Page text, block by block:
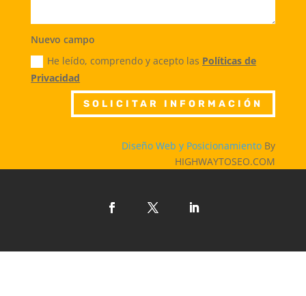
Nuevo campo
He leído, comprendo y acepto las Políticas de
Privacidad
SOLICITAR INFORMACIÓN
Diseño Web y Posicionamiento By
HIGHWAYTOSEO.COM